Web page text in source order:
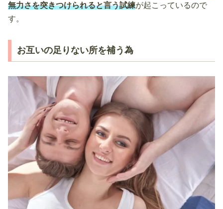
無力さを突きつけられると言う試練が起こっているので
す。
お互いの足りない所を補う為